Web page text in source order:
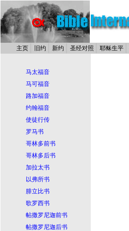
主页 旧约 新约 圣经对照 耶稣生平
马太福音
马可福音
路加福音
约翰福音
使徒行传
罗马书
哥林多前书
哥林多后书
加拉太书
以弗所书
腓立比书
歌罗西书
帖撒罗尼迦前书
帖撒罗尼迦后书